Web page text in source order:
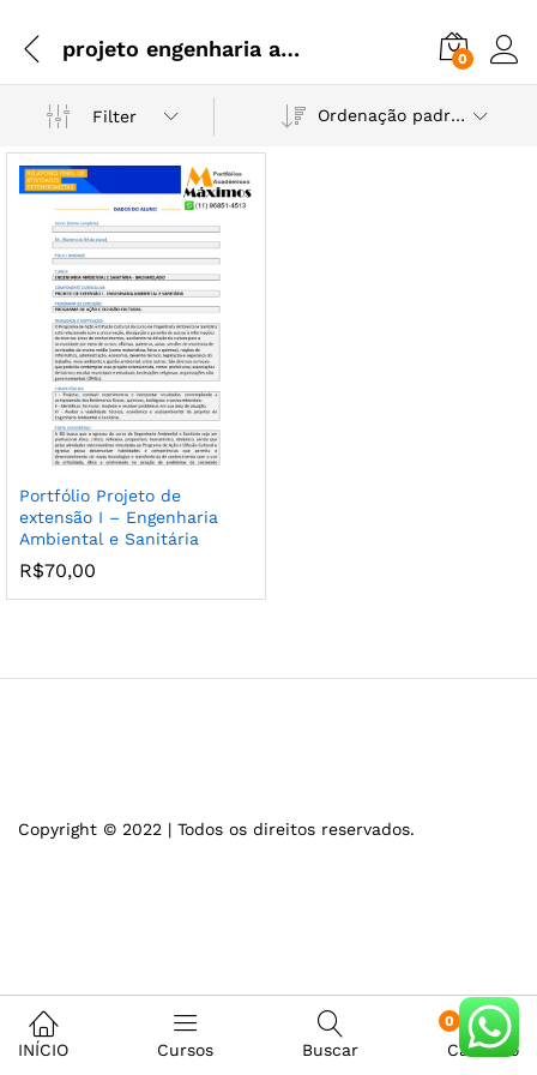
projeto engenharia ambiental e sanitaria 0
Filter Ordenação padrão
Portfólio Projeto de
extensão I – Engenharia
Ambiental e Sanitária
R$70,00
Copyright © 2022 | Todos os direitos reservados.
INÍCIO Cursos Buscar
0
Carrinho